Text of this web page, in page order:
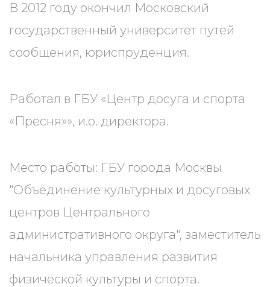
В 2012 году окончил Московский
государственный университет путей
сообщения, юриспруденция.
Работал в ГБУ «Центр досуга и спорта
«Пресня»», и.о. директора.
Место работы: ГБУ города Москвы
"Объединение культурных и досуговых
центров Центрального
административного округа", заместитель
начальника управления развития
физической культуры и спорта.